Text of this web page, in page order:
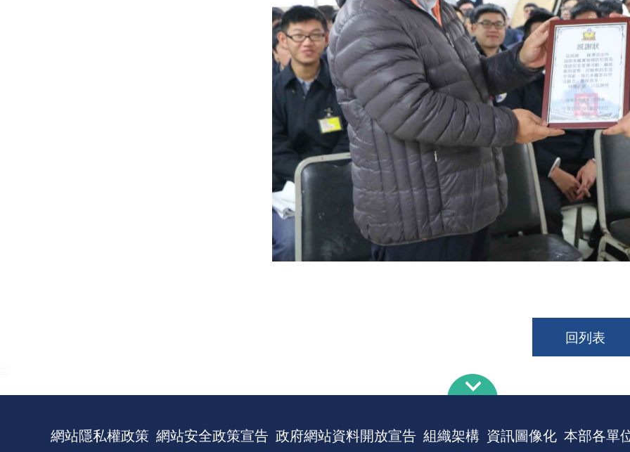
回列表
網站隱私權政策 網站安全政策宣告 政府網站資料開放宣告 組織架構 資訊圖像化 本部各單